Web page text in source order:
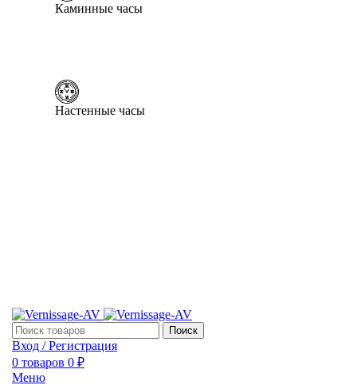
Каминные часы
Настенные часы
Поиск
Вход / Регистрация
0 товаров 0 ₽
Меню